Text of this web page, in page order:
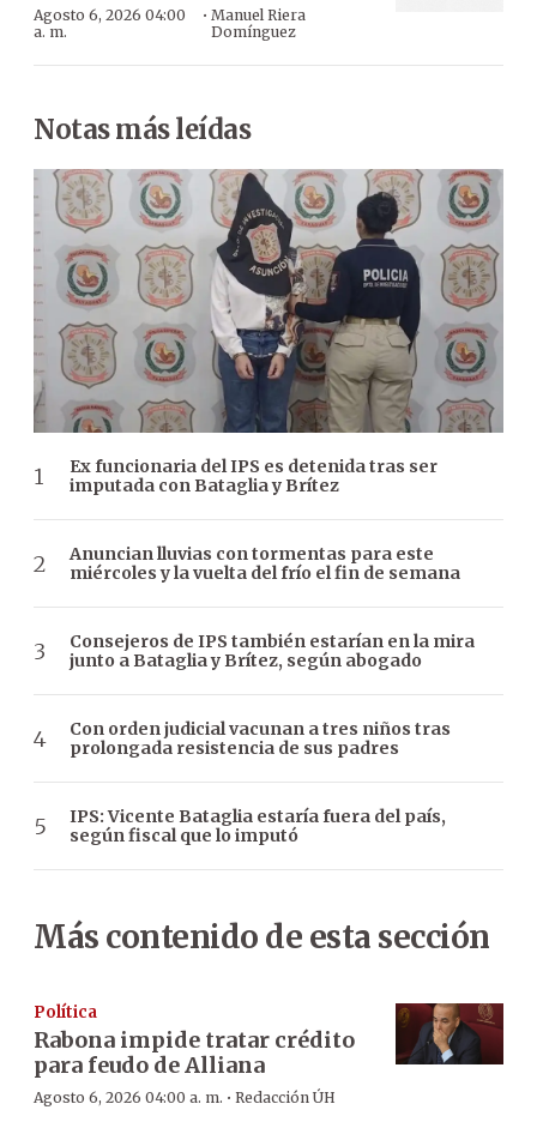
Agosto 6, 2026 04:00
a. m.
·Manuel Riera
Domínguez
Notas más leídas
Ex funcionaria del IPS es detenida tras ser
imputada con Bataglia y Brítez
Anuncian lluvias con tormentas para este
miércoles y la vuelta del frío el fin de semana
Consejeros de IPS también estarían en la mira
junto a Bataglia y Brítez, según abogado
Con orden judicial vacunan a tres niños tras
prolongada resistencia de sus padres
IPS: Vicente Bataglia estaría fuera del país,
según fiscal que lo imputó
Más contenido de esta sección
Política
Rabona impide tratar crédito
para feudo de Alliana
Agosto 6, 2026 04:00 a. m. · Redacción ÚH